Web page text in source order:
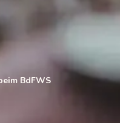
BdFWS